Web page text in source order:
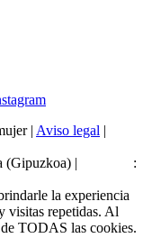
| Aviso legal |
(Gipuzkoa) |
:
la experiencia
visitas repetidas. Al
TODAS las cookies.